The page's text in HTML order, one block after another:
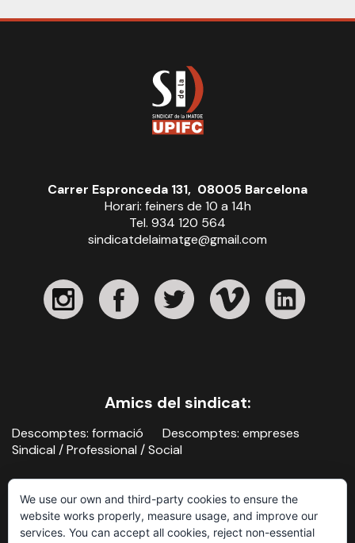
Carrer Espronceda 131, 08005 Barcelona
Horari: feiners de 10 a 14h
Tel. 934 120 564
sindicatdelaimatge@gmail.com
Amics del sindicat:
Descomptes: formació
Descomptes: empreses
Sindical / Professional / Social
We use our own and third-party cookies to ensure the
website works properly, measure usage, and improve our
services. You can accept all cookies, reject non-essential